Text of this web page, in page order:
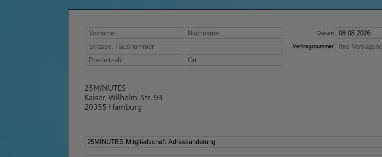
Datum
Vertragsnummer
25MINUTES
Kaiser-Wilhelm-Str. 93
20355 Hamburg